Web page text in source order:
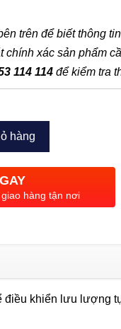
trên để biết thông
chính xác sản phẩm
114 114 để kiểm tra
hàng
hàng tận nơi
khiển lưu lượng